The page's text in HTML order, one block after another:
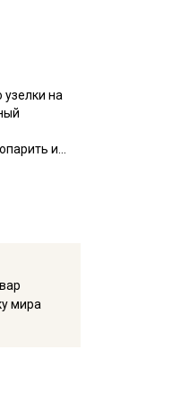
на
и
ткани
одежды
мира